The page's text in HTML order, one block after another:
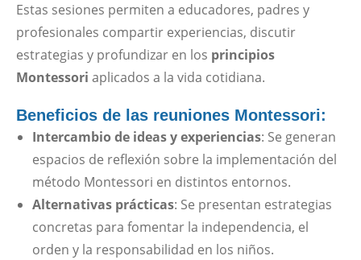
Estas sesiones permiten a educadores, padres y
profesionales compartir experiencias, discutir
estrategias y profundizar en los principios
Montessori aplicados a la vida cotidiana.
Beneficios de las reuniones Montessori:
Intercambio de ideas y experiencias: Se generan
espacios de reflexión sobre la implementación del
método Montessori en distintos entornos.
Alternativas prácticas: Se presentan estrategias
concretas para fomentar la independencia, el
orden y la responsabilidad en los niños.